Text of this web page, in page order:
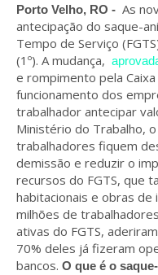
Porto Velho, RO - As
antecipação do saque-
Tempo de Serviço
(1º). A mudança,
e rompimento pela
funcionamento dos
trabalhador antecipar
Ministério do Trabalho,
trabalhadores fiquem
demissão e reduzir o
recursos do FGTS, que
habitacionais e obras de
milhões de
ativas do FGTS,
70% deles já fizeram
bancos. O que é o